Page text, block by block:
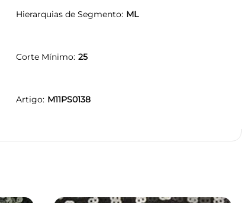
Hierarquias de Segmento ML
Corte Mínimo 25
Artigo M11PS0138